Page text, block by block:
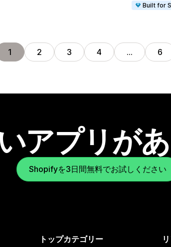
Built for
1 2 3 4 … 6
アプリが
Shopifyを3日間無料でお試しください
トップカテゴリー